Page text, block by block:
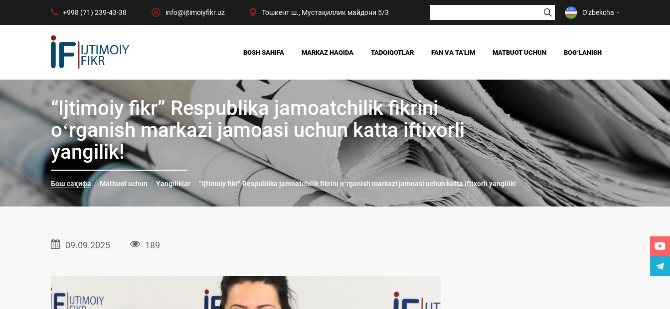
+998 (71) 239-43-38 info@ijtimoiyfikr.uz Тошкент ш., Мустақиллик майдони 5/3 O'zbekcha
BOSH SAHIFA MARKAZ HAQIDA
BIZNING YUTUQLARIMIZ
MARKAZ TUZILMASI
TADQIQOTLAR
JAMIYAT
SIYOSAT VA HUQUQ
IQTISODIYOT
DIGITAL SOTSIOLOGIYA
FAN VA TAʼLIM MATBUOT UCHUN
YANGILIKLAR
OAV BIZ HAQIMIZDA
BOGʻLANISH
“Ijtimoiy fikr” Respublika jamoatchilik fikrini
oʻrganish markazi jamoasi uchun katta iftixorli
yangilik!
Бош саҳифа Matbuot uchun Yangiliklar “Ijtimoiy fikr” Respublika jamoatchilik fikrini oʻrganish markazi jamoasi uchun katta iftixorli yangilik!
09.09.2025 189